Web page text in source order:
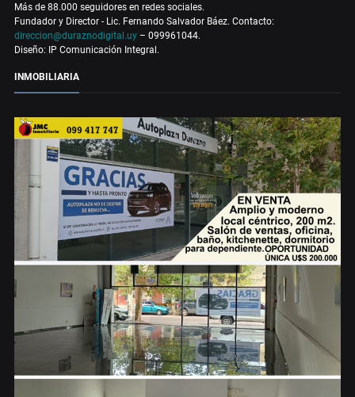
Más de 88.000 seguidores en redes sociales.
Fundador y Director - Lic. Fernando Salvador Báez. Contacto:
direccion@duraznodigital.uy – 099961044.
Diseño: IP Comunicación Integral.
INMOBILIARIA